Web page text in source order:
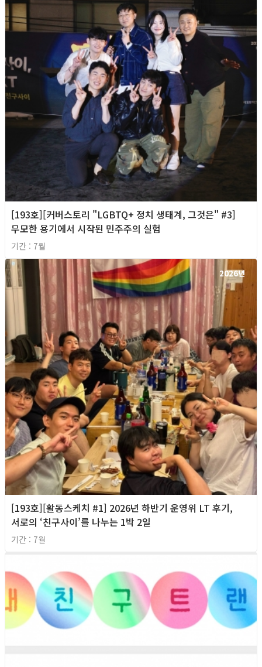
[193호][커버스토리 "LGBTQ+ 정치 생태계, 그것은" #3]
무모한 용기에서 시작된 민주주의 실험
기간 : 7월
2026년
[193호][활동스케치 #1] 2026년 하반기 운영위 LT 후기,
서로의 ‘친구사이’를 나누는 1박 2일
기간 : 7월